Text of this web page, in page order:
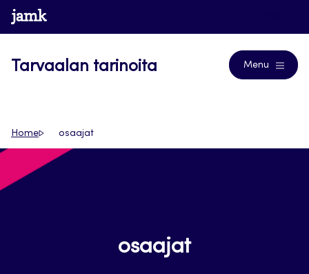
Siirry
suoraan
www.jamk.fi
Tarvaalan tarinoita Menu
Home osaajat
osaajat